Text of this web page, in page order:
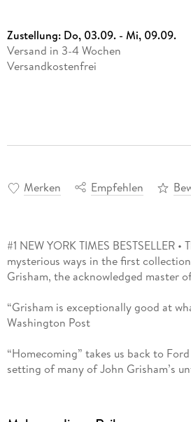
Zustellung: Do, 03.09. - Mi, 09.09.
Versand in 3-4 Wochen
Versandkostenfrei
Merken Empfehlen
#1 NEW YORK TIMES BESTSELLER •
mysterious ways in the first
Grisham, the acknowledged master
“Grisham is exceptionally good at
Washington Post
“Homecoming” takes us back to
setting of many of John Grisham’s